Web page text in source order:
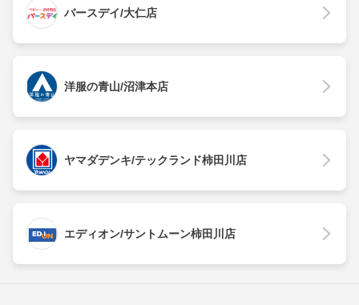
バースデイ/大仁店
洋服の青山/沼津本店
ヤマダデンキ/テックランド柿田川店
エディオン/サントムーン柿田川店